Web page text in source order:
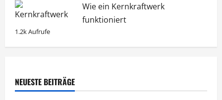
Wie ein Kernkraftwerk
funktioniert
1.2k Aufrufe
NEUESTE BEITRÄGE